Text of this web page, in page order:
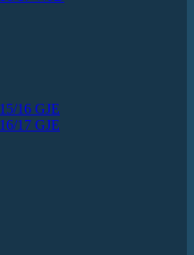
16 GJE
17 GJE